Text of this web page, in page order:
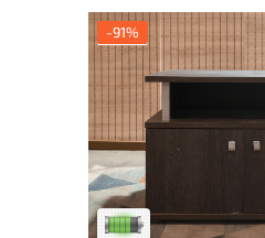
-91%
У товара присутствуют
следы эксплуатации,
удобство его
Низкая степень